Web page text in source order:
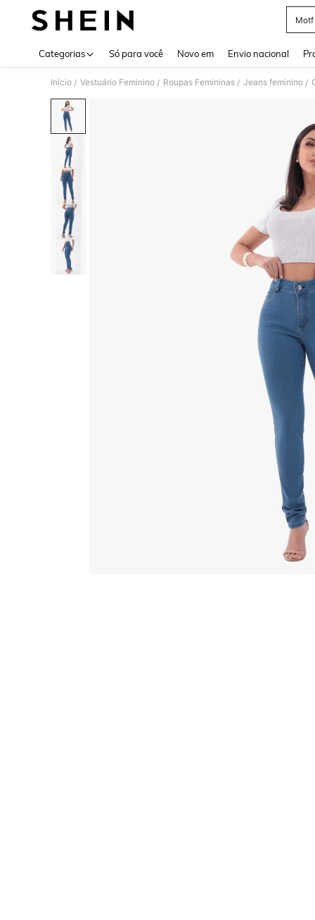
Motf
Categorias Só para você Novo em Envio nacional
Início / Vestuário Feminino / Roupas Femininas / Jeans feminino /